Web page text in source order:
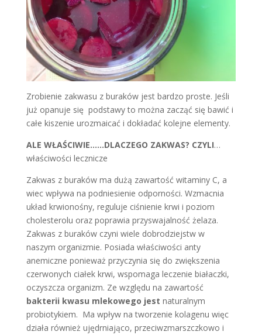
Zrobienie zakwasu z buraków jest bardzo proste. Jeśli
już opanuje się podstawy to można zacząć się bawić i
całe kiszenie urozmaicać i dokładać kolejne elementy.
ALE WŁAŚCIWIE……DLACZEGO ZAKWAS? CZYLI…
właściwości lecznicze
Zakwas z buraków ma dużą zawartość witaminy C, a
wiec wpływa na podniesienie odporności. Wzmacnia
układ krwionośny, reguluje ciśnienie krwi i poziom
cholesterolu oraz poprawia przyswajalność żelaza.
Zakwas z buraków czyni wiele dobrodziejstw w
naszym organizmie. Posiada właściwości anty
anemiczne ponieważ przyczynia się do zwiększenia
czerwonych ciałek krwi, wspomaga leczenie białaczki,
oczyszcza organizm. Ze względu na zawartość
bakterii kwasu mlekowego jest naturalnym
probiotykiem. Ma wpływ na tworzenie kolagenu więc
działa również ujędrniająco, przeciwzmarszczkowo i